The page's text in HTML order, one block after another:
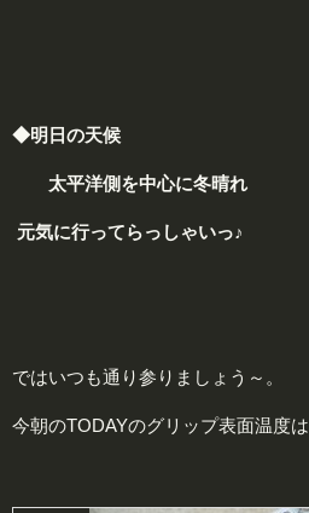
◆明日の天候
太平洋側を中心に冬晴れ
元気に行ってらっしゃいっ♪
ではいつも通り参りましょう～。
今朝のTODAYのグリップ表面温度は